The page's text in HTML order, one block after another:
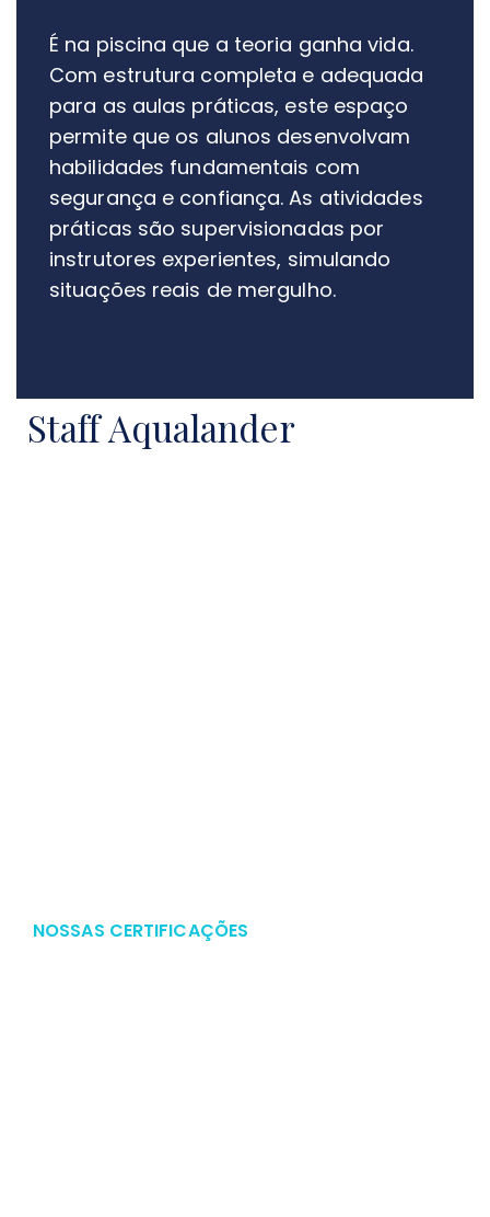
É na piscina que a teoria ganha vida.
Com estrutura completa e adequada
para as aulas práticas, este espaço
permite que os alunos desenvolvam
habilidades fundamentais com
segurança e confiança. As atividades
práticas são supervisionadas por
instrutores experientes, simulando
situações reais de mergulho.
Staff Aqualander
NOSSAS CERTIFICAÇÕES